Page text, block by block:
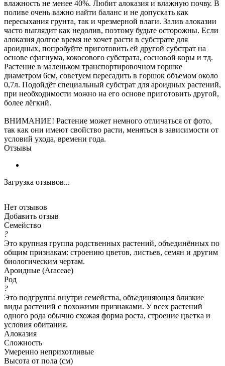
влажность не менее 40%. Любит алоказия и влажную почву. В
поливе очень важно найти баланс и не допускать как
пересыхания грунта, так и чрезмерной влаги. Залив алоказии
часто выглядит как недолив, поэтому будьте осторожны. Если
алоказия долгое время не хочет расти в субстрате для
ароидных, попробуйте приготовить ей другой субстрат на
основе сфагнума, кокосового субстрата, сосновой коры и тд.
Растение в маленьком транспортировочном горшке
диаметром 6см, советуем пересадить в горшок объемом около
0,7л. Подойдёт специальный субстрат для ароидных растений,
при необходимости можно на его основе приготовить другой,
более лёгкий.
ВНИМАНИЕ! Растение может немного отличаться от фото,
так как они имеют свойство расти, меняться в зависимости от
условий ухода, времени года.
Отзывы
Загрузка отзывов...
Нет отзывов
Добавить отзыв
Семейство
?
Это крупная группа родственных растений, объединённых по
общим признакам: строению цветов, листьев, семян и другим
биологическим чертам.
Ароидные (Araceae)
Род
?
Это подгруппа внутри семейства, объединяющая близкие
виды растений с похожими признаками. У всех растений
одного рода обычно схожая форма роста, строение цветка и
условия обитания.
Алоказия
Сложность
Умеренно неприхотливые
Высота от пола (см)